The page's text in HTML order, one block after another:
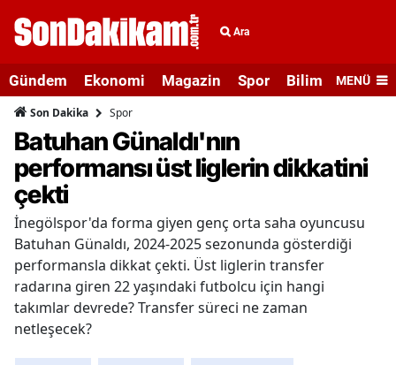
Ara
Gündem Ekonomi Magazin Spor Bilim veMENÜ
Son Dakika Spor
Batuhan Günaldı'nın
performansı üst liglerin dikkatini
çekti
İnegölspor'da forma giyen genç orta saha oyuncusu
Batuhan Günaldı, 2024-2025 sezonunda gösterdiği
performansla dikkat çekti. Üst liglerin transfer
radarına giren 22 yaşındaki futbolcu için hangi
takımlar devrede? Transfer süreci ne zaman
netleşecek?